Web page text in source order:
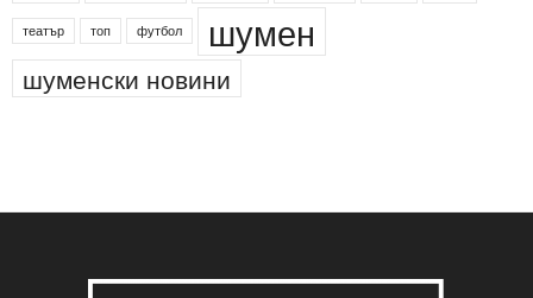
театър топ футбол шумен
шуменски новини